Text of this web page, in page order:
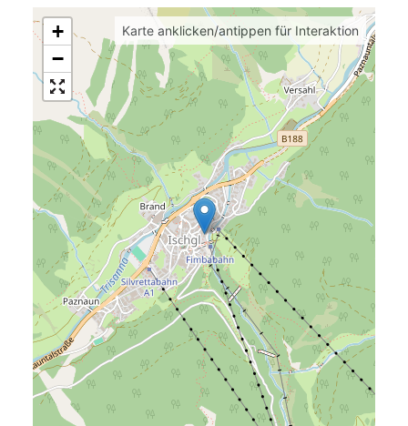
+
−
Karte anklicken/antippen für Interaktion